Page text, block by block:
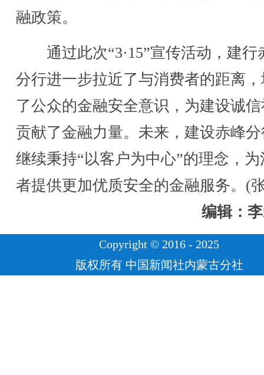
融政策。
通过此次“3·15”宣传活动，建行
分行进一步拉近了与消费者的距离
了公众的金融安全意识，为建设诚
贡献了金融力量。未来，建设赤峰
继续秉持“以客户为中心”的理念，为
者提供更加优质安全的金融服务。(
编辑：
Copyright © 2016 - 2025
版权所有 中国新闻社内蒙古分社